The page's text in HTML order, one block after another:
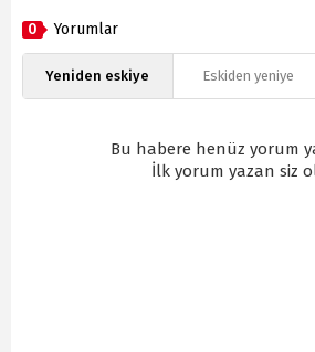
0 Yorumlar
Yeniden eskiye Eskiden yeniye
Bu habere henüz yorum
İlk yorum yazan siz